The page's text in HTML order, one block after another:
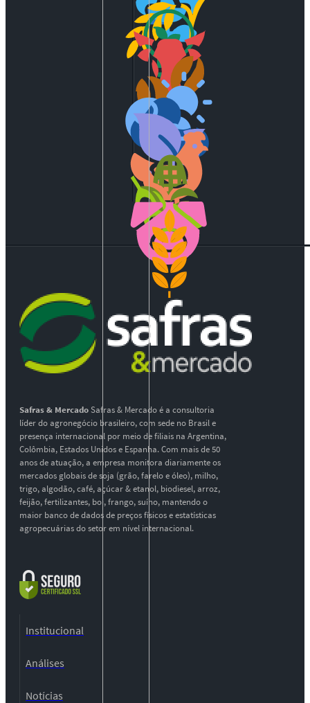
Safras & MercadoSafras & Mercado é a consultoria
líder do agronegócio brasileiro, com sede no Brasil e
presença internacional por meio de filiais na Argentina,
Colômbia, Estados Unidos e Espanha. Com mais de 50
anos de atuação, a empresa monitora diariamente os
mercados globais de soja (grão, farelo e óleo), milho,
trigo, algodão, café, açúcar & etanol, biodiesel, arroz,
feijão, fertilizantes, boi, frango, suíno, mantendo o
maior banco de dados de preços físicos e estatísticas
agropecuárias do setor em nível internacional.
Institucional
Análises
Notícias